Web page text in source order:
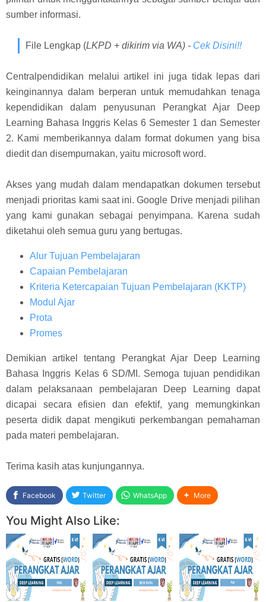
sumber informasi.
File Lengkap (LKPD + dikirim via WA) - Cek Disini!!
Centralpendidikan melalui artikel ini juga tidak lepas dari
keinginannya dalam berperan untuk memudahkan tenaga
kependidikan dalam penyusunan Perangkat Ajar Deep
Learning Bahasa Inggris Kelas 6 Semester 1 dan Semester
2. Kami memberikannya dalam format dokumen yang bisa
diedit dan disempurnakan, yaitu microsoft word.
Akses yang mudah dalam mendapatkan dokumen tersebut
menjadi prioritas kami saat ini. Google Drive menjadi pilihan
yang kami gunakan sebagai penyimpana. Karena sudah
diketahui oleh semua guru yang bertugas.
Alur Tujuan Pembelajaran
Capaian Pembelajaran
Kriteria Ketercapaian Tujuan Pembelajaran (KKTP)
Modul Ajar
Prota
Promes
Demikian artikel tentang Perangkat Ajar Deep Learning
Bahasa Inggris Kelas 6 SD/MI. Semoga tujuan pendidikan
dalam pelaksanaan pembelajaran Deep Learning dapat
dicapai secara efisien dan efektif, yang memungkinkan
peserta didik dapat mengikuti perkembangan pemahaman
pada materi pembelajaran.
Terima kasih atas kunjungannya.
Facebook Twitter WhatsApp More
You Might Also Like: